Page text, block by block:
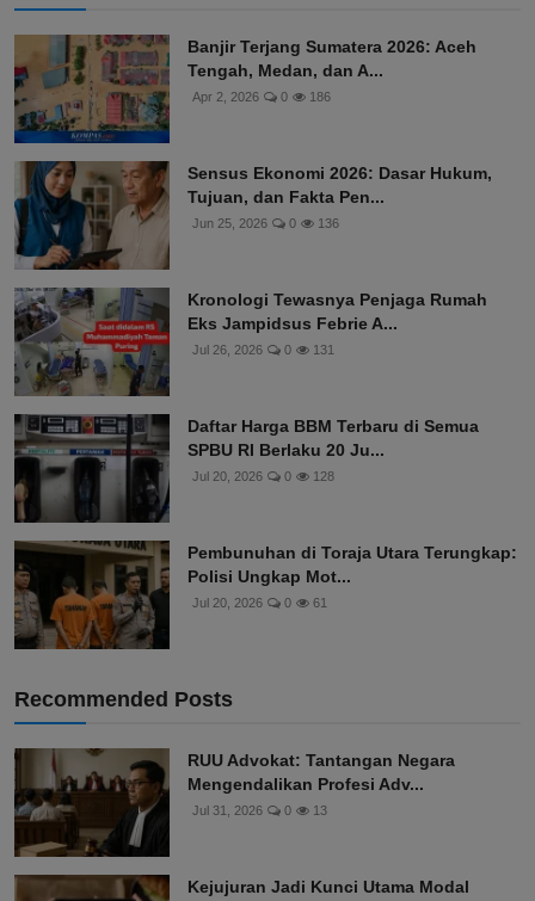
Banjir Terjang Sumatera 2026: Aceh
Tengah, Medan, dan A...
Apr 2, 2026 0 186
Sensus Ekonomi 2026: Dasar Hukum,
Tujuan, dan Fakta Pen...
Jun 25, 2026 0 136
Kronologi Tewasnya Penjaga Rumah
Eks Jampidsus Febrie A...
Jul 26, 2026 0 131
Daftar Harga BBM Terbaru di Semua
SPBU RI Berlaku 20 Ju...
Jul 20, 2026 0 128
Pembunuhan di Toraja Utara Terungkap:
Polisi Ungkap Mot...
Jul 20, 2026 0 61
Recommended Posts
RUU Advokat: Tantangan Negara
Mengendalikan Profesi Adv...
Jul 31, 2026 0 13
Kejujuran Jadi Kunci Utama Modal